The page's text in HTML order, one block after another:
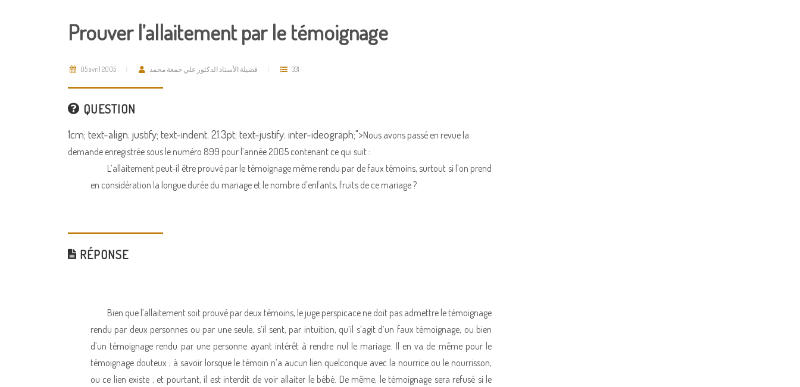
Prouver l’allaitement par le témoignage
05 avril 2005 فضيلة الأستاذ الدكتور علي جمعة محمد 331
QUESTION
1cm; text-align: justify; text-indent: 21.3pt; text-justify: inter-ideograph;">Nous avons passé en revue la
demande enregistrée sous le numéro 899 pour l’année 2005 contenant ce qui suit :
L’allaitement peut-il être prouvé par le témoignage même rendu par de faux témoins, surtout si l’on prend
en considération la longue durée du mariage et le nombre d’enfants, fruits de ce mariage ?
RÉPONSE
Bien que l’allaitement soit prouvé par deux témoins, le juge perspicace ne doit pas admettre le témoignage
rendu par deux personnes ou par une seule, s’il sent, par intuition, qu’il s’agit d’un faux témoignage, ou bien
d’un témoignage rendu par une personne ayant intérêt à rendre nul le mariage. Il en va de même pour le
témoignage douteux ; à savoir lorsque le témoin n’a aucun lien quelconque avec la nourrice ou le nourrisson,
ou ce lien existe ; et pourtant, il est interdit de voir allaiter le bébé. De même, le témoignage sera refusé si le